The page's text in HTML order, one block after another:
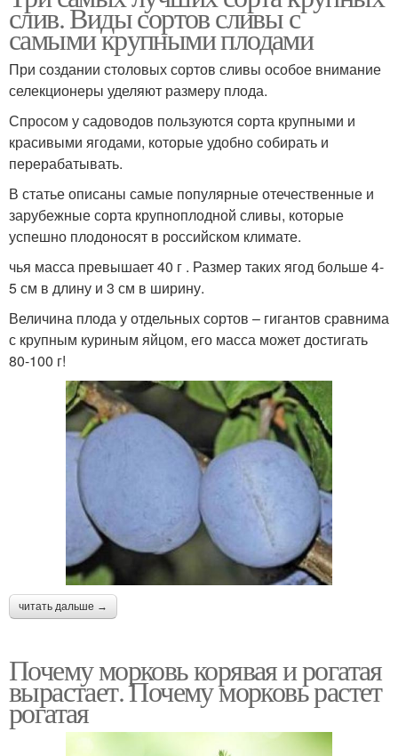
слив. Виды сортов сливы с
самыми крупными плодами
При создании столовых сортов сливы особое внимание
селекционеры уделяют размеру плода.
Спросом у садоводов пользуются сорта крупными и
красивыми ягодами, которые удобно собирать и
перерабатывать.
В статье описаны самые популярные отечественные и
зарубежные сорта крупноплодной сливы, которые
успешно плодоносят в российском климате.
чья масса превышает 40 г . Размер таких ягод больше 4-
5 см в длину и 3 см в ширину.
Величина плода у отдельных сортов – гигантов сравнима
с крупным куриным яйцом, его масса может достигать
80-100 г!
читать дальше →
Почему морковь корявая и рогатая
вырастает. Почему морковь растет
рогатая